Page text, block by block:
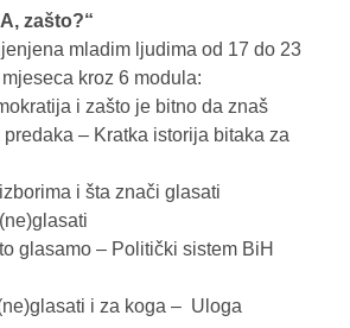
zašto?“
mladim ljudima od 17 do 23
kroz 6 modula:
i zašto je bitno da znaš
predaka – Kratka istorija bitaka za
i šta znači glasati
glasamo – Politički sistem BiH
i za koga – Uloga